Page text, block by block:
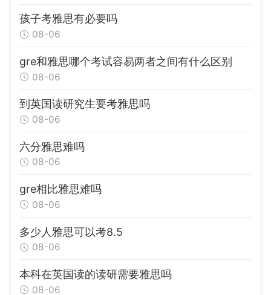
孩子考雅思有必要吗
08-06
gre和雅思哪个考试容易两者之间有什么区别
08-06
到英国读研究生要考雅思吗
08-06
六分雅思难吗
08-06
gre相比雅思难吗
08-06
多少人雅思可以考8.5
08-06
本科在英国读的读研需要雅思吗
08-06